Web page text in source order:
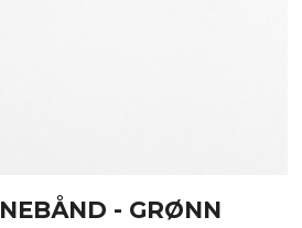
- GRØNN